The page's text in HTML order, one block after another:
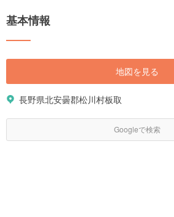
基本情報
地図を見る
長野県北安曇郡松川村板取
Googleで検索